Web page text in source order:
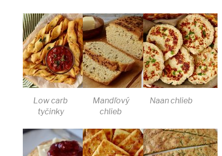
Low carb
tyčinky
Mandľový
chlieb
Naan chlieb